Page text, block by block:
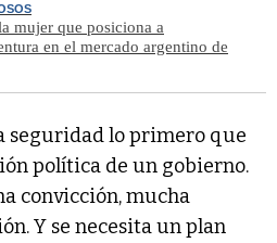
mujer que posiciona a
en el mercado argentino de
seguridad lo primero que
política de un gobierno.
convicción, mucha
Y se necesita un plan